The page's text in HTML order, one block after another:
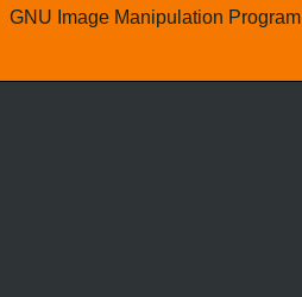
GNU Image Manipulation Program